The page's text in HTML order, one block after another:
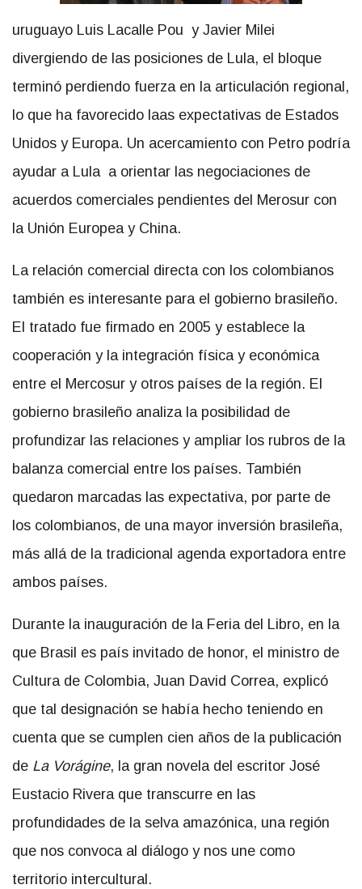
uruguayo Luis Lacalle Pou y Javier Milei
divergiendo de las posiciones de Lula, el bloque
terminó perdiendo fuerza en la articulación regional,
lo que ha favorecido laas expectativas de Estados
Unidos y Europa. Un acercamiento con Petro podría
ayudar a Lula a orientar las negociaciones de
acuerdos comerciales pendientes del Merosur con
la Unión Europea y China.
La relación comercial directa con los colombianos
también es interesante para el gobierno brasileño.
El tratado fue firmado en 2005 y establece la
cooperación y la integración física y económica
entre el Mercosur y otros países de la región. El
gobierno brasileño analiza la posibilidad de
profundizar las relaciones y ampliar los rubros de la
balanza comercial entre los países. También
quedaron marcadas las expectativa, por parte de
los colombianos, de una mayor inversión brasileña,
más allá de la tradicional agenda exportadora entre
ambos países.
Durante la inauguración de la Feria del Libro, en la
que Brasil es país invitado de honor, el ministro de
Cultura de Colombia, Juan David Correa, explicó
que tal designación se había hecho teniendo en
cuenta que se cumplen cien años de la publicación
de La Vorágine, la gran novela del escritor José
Eustacio Rivera que transcurre en las
profundidades de la selva amazónica, una región
que nos convoca al diálogo y nos une como
territorio intercultural.